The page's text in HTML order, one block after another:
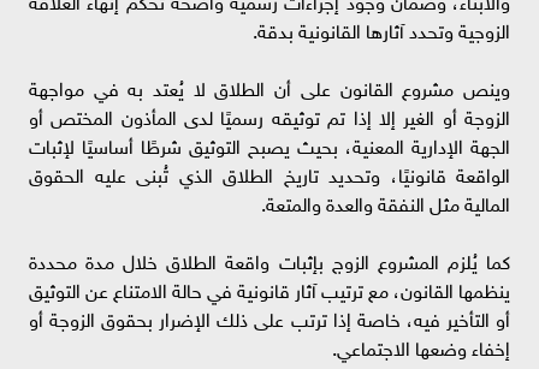
الزوجية وتحدد آثارها القانونية بدقة.
وينص مشروع القانون على أن الطلاق لا يُعتد به في مواجهة
الزوجة أو الغير إلا إذا تم توثيقه رسميًا لدى المأذون المختص أو
الجهة الإدارية المعنية، بحيث يصبح التوثيق شرطًا أساسيًا لإثبات
الواقعة قانونيًا، وتحديد تاريخ الطلاق الذي تُبنى عليه الحقوق
المالية مثل النفقة والعدة والمتعة.
كما يُلزم المشروع الزوج بإثبات واقعة الطلاق خلال مدة محددة
ينظمها القانون، مع ترتيب آثار قانونية في حالة الامتناع عن التوثيق
أو التأخير فيه، خاصة إذا ترتب على ذلك الإضرار بحقوق الزوجة أو
إخفاء وضعها الاجتماعي.